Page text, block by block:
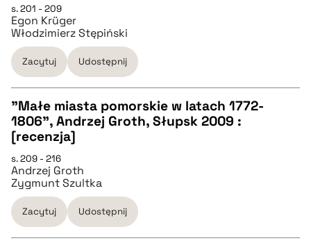
pobierz cytat
BIBTEX
pobierz cytat
s. 201 - 209
Egon Krüger
Włodzimierz Stępiński
Zacytuj Udostępnij
CZYSTY TEKST
pobierz cytat
BIBTEX
"Małe miasta pomorskie w latach 1772-
1806", Andrzej Groth, Słupsk 2009 :
[recenzja]
s. 209 - 216
Andrzej Groth
Zygmunt Szultka
Zacytuj Udostępnij